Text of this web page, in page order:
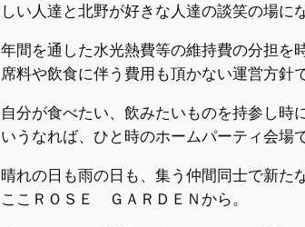
しい人達と北野が好きな人達の談笑の場に
年間を通した水光熱費等の維持費の分担を
席料や飲食に伴う費用も頂かない運営方針で
自分が食べたい、飲みたいものを持参し時
いうなれば、ひと時のホームパーティ会場で
晴れの日も雨の日も、集う仲間同士で新た
ここＲＯＳＥ ＧＡＲＤＥＮから。